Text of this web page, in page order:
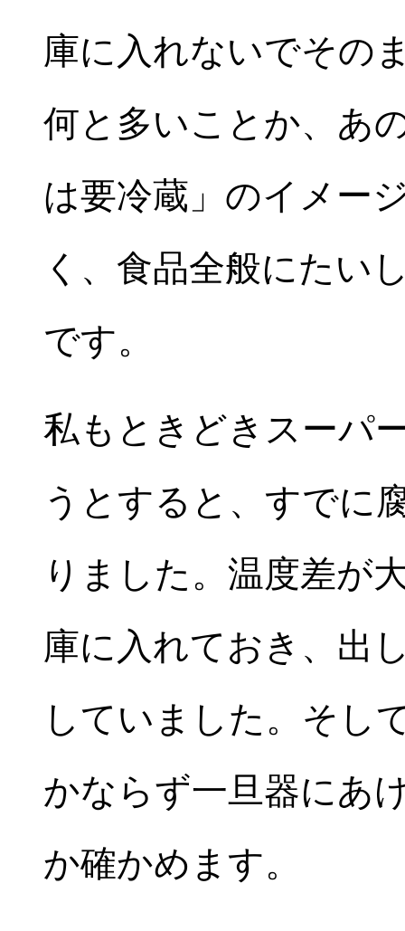
庫に入れないでその
何と多いことか、あ
は要冷蔵」のイメー
く、食品全般にたい
です。
私もときどきスーパ
うとすると、すでに
りました。温度差が
庫に入れておき、出
していました。そし
かならず一旦器にあ
か確かめます。